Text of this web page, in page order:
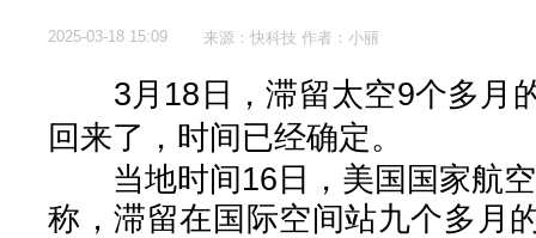
2025-03-18 15:09 来源：快科技 作者：小丽
3月18日，滞留太空9个多月
回来了，时间已经确定。
当地时间16日，美国国家航空
称，滞留在国际空间站九个多月